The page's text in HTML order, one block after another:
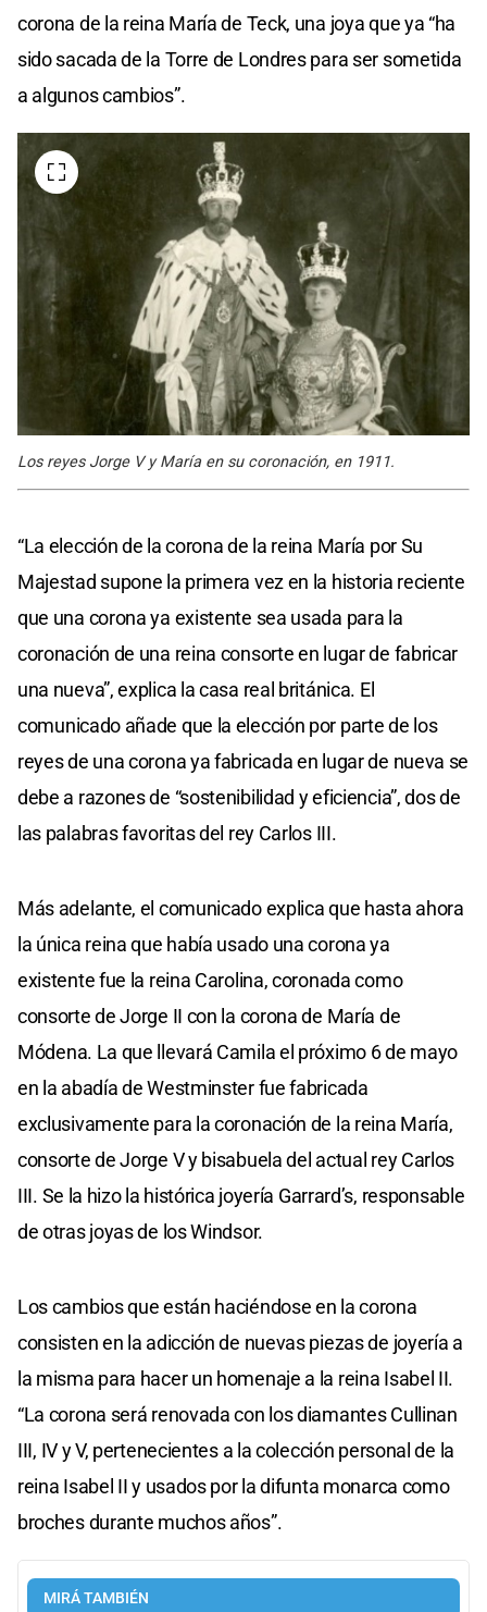
corona de la reina María de Teck, una joya que ya “ha
sido sacada de la Torre de Londres para ser sometida
a algunos cambios”.
Los reyes Jorge V y María en su coronación, en 1911.
“La elección de la corona de la reina María por Su
Majestad supone la primera vez en la historia reciente
que una corona ya existente sea usada para la
coronación de una reina consorte en lugar de fabricar
una nueva”, explica la casa real británica. El
comunicado añade que la elección por parte de los
reyes de una corona ya fabricada en lugar de nueva se
debe a razones de “sostenibilidad y eficiencia”, dos de
las palabras favoritas del rey Carlos III.
Más adelante, el comunicado explica que hasta ahora
la única reina que había usado una corona ya
existente fue la reina Carolina, coronada como
consorte de Jorge II con la corona de María de
Módena. La que llevará Camila el próximo 6 de mayo
en la abadía de Westminster fue fabricada
exclusivamente para la coronación de la reina María,
consorte de Jorge V y bisabuela del actual rey Carlos
III. Se la hizo la histórica joyería Garrard’s, responsable
de otras joyas de los Windsor.
Los cambios que están haciéndose en la corona
consisten en la adicción de nuevas piezas de joyería a
la misma para hacer un homenaje a la reina Isabel II.
“La corona será renovada con los diamantes Cullinan
III, IV y V, pertenecientes a la colección personal de la
reina Isabel II y usados por la difunta monarca como
broches durante muchos años”.
MIRÁ TAMBIÉN